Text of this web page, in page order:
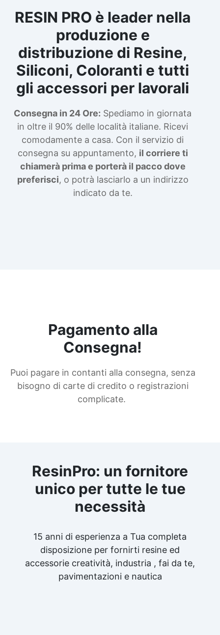
RESIN PRO è leader nella
produzione e
distribuzione di Resine,
Siliconi, Coloranti e tutti
gli accessori per lavorali
Consegna in 24 Ore: Spediamo in giornata
in oltre il 90% delle località italiane. Ricevi
comodamente a casa. Con il servizio di
consegna su appuntamento, il corriere ti
chiamerà prima e porterà il pacco dove
preferisci, o potrà lasciarlo a un indirizzo
indicato da te.
Pagamento alla
Consegna!
Puoi pagare in contanti alla consegna, senza
bisogno di carte di credito o registrazioni
complicate.
ResinPro: un fornitore
unico per tutte le tue
necessità
15 anni di esperienza a Tua completa
disposizione per fornirti resine ed
accessorie creatività, industria , fai da te,
pavimentazioni e nautica